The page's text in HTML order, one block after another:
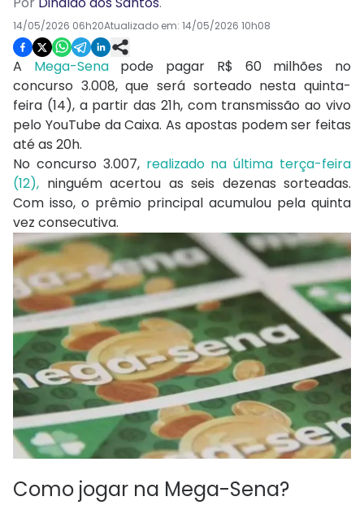
14/05/2026 06h20Atualizado em: 14/05/2026 10h08
A Mega-Senapode pagar R$ 60 milhões no
concurso 3.008, que será sorteado nesta quinta-
feira (14), a partir das 21h, com transmissão ao vivo
pelo YouTube da Caixa. As apostas podem ser feitas
até as 20h.
No concurso 3.007, realizado na última terça-feira
(12), ninguém acertou as seis dezenas sorteadas.
Com isso, o prêmio principal acumulou pela quinta
vez consecutiva.
Como jogar na Mega-Sena?